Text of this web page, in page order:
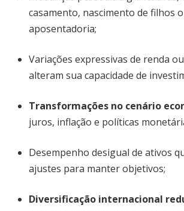
casamento, nascimento de filhos
aposentadoria;
Variações expressivas de renda
alteram sua capacidade de
Transformações no cenário
juros, inflação e políticas
Desempenho desigual de ativos
ajustes para manter objetivos;
Diversificação internacional